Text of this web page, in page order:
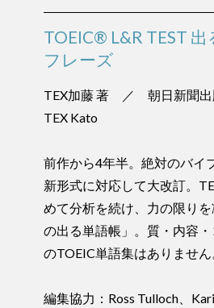
TOEIC® L&R TEST
フレーズ
TEX加藤 著 ／ 朝日新聞出
TEX Kato
前作から4年半。絶対のバイ
新形式に対応して大改訂。
めて分析を続け、力の限り
の出る単語帳」。質・内容
のTOEIC単語集はありません
編集協力：Ross Tulloch、